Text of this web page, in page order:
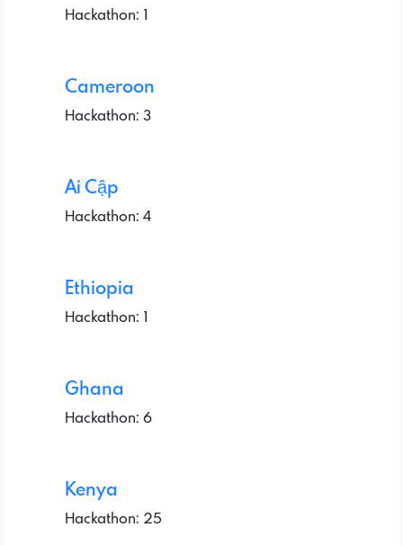
Hackathon: 1
Cameroon
Hackathon: 3
Ai Cập
Hackathon: 4
Ethiopia
Hackathon: 1
Ghana
Hackathon: 6
Kenya
Hackathon: 25